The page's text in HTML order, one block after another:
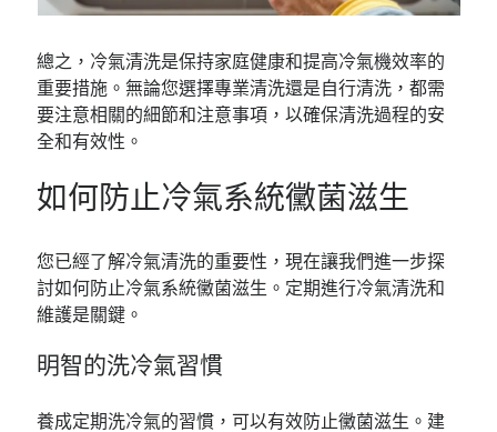
總之，冷氣清洗是保持家庭健康和提高冷氣機效率的
重要措施。無論您選擇專業清洗還是自行清洗，都需
要注意相關的細節和注意事項，以確保清洗過程的安
全和有效性。
如何防止冷氣系統黴菌滋生
您已經了解冷氣清洗的重要性，現在讓我們進一步探
討如何防止冷氣系統黴菌滋生。定期進行冷氣清洗和
維護是關鍵。
明智的洗冷氣習慣
養成定期洗冷氣的習慣，可以有效防止黴菌滋生。建